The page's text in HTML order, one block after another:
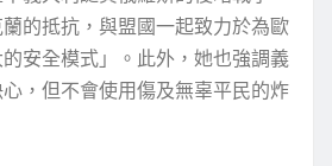
的抵抗，與盟國一起致力於為歐
安全模式」。此外，她也強調義
，但不會使用傷及無辜平民的炸